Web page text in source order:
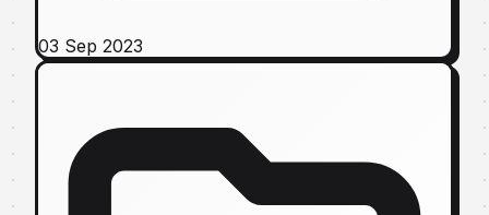
03 Sep 2023